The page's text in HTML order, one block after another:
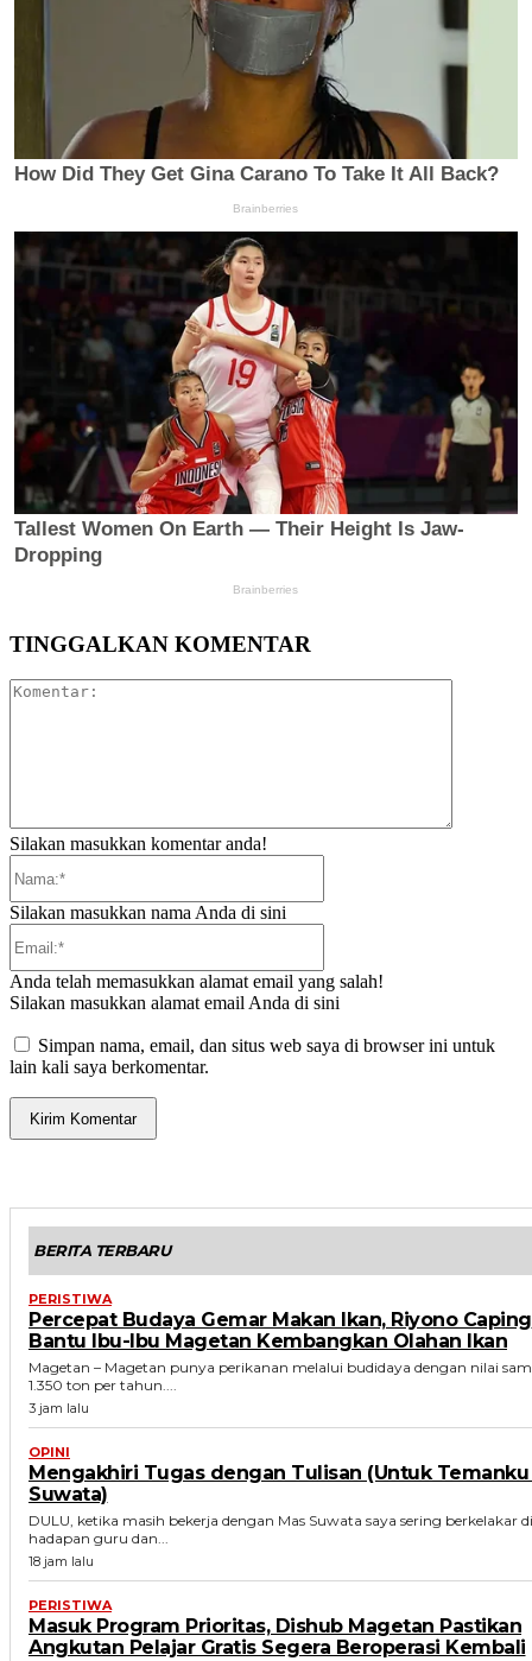
TINGGALKAN KOMENTAR
Silakan masukkan komentar anda!
Silakan masukkan nama Anda di sini
Anda telah memasukkan alamat email yang salah!
Silakan masukkan alamat email Anda di sini
Simpan nama, email, dan situs web saya di browser ini untuk
lain kali saya berkomentar.
BERITA TERBARU
PERISTIWA
Percepat Budaya Gemar Makan Ikan, Riyono Caping
Bantu Ibu-Ibu Magetan Kembangkan Olahan Ikan
Magetan – Magetan punya perikanan melalui budidaya dengan nilai
1.350 ton per tahun....
3 jam lalu
OPINI
Mengakhiri Tugas dengan Tulisan (Untuk Temanku
Suwata)
DULU, ketika masih bekerja dengan Mas Suwata saya sering berkelakar di
hadapan guru dan...
18 jam lalu
PERISTIWA
Masuk Program Prioritas, Dishub Magetan Pastikan
Angkutan Pelajar Gratis Segera Beroperasi Kembali